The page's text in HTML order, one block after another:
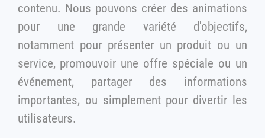
contenu. Nous pouvons créer des animations
pour une grande variété d'objectifs,
notamment pour présenter un produit ou un
service, promouvoir une offre spéciale ou un
événement, partager des informations
importantes, ou simplement pour divertir les
utilisateurs.